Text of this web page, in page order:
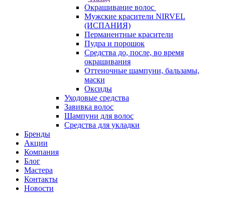
Окрашивание волос
Мужские красители NIRVEL
(ИСПАНИЯ)
Перманентные красители
Пудра и порошок
Средства до, после, во время
окрашивания
Оттеночные шампуни, бальзамы,
маски
Оксиды
Уходовые средства
Завивка волос
Шампуни для волос
Средства для укладки
Бренды
Акции
Компания
Блог
Мастера
Контакты
Новости